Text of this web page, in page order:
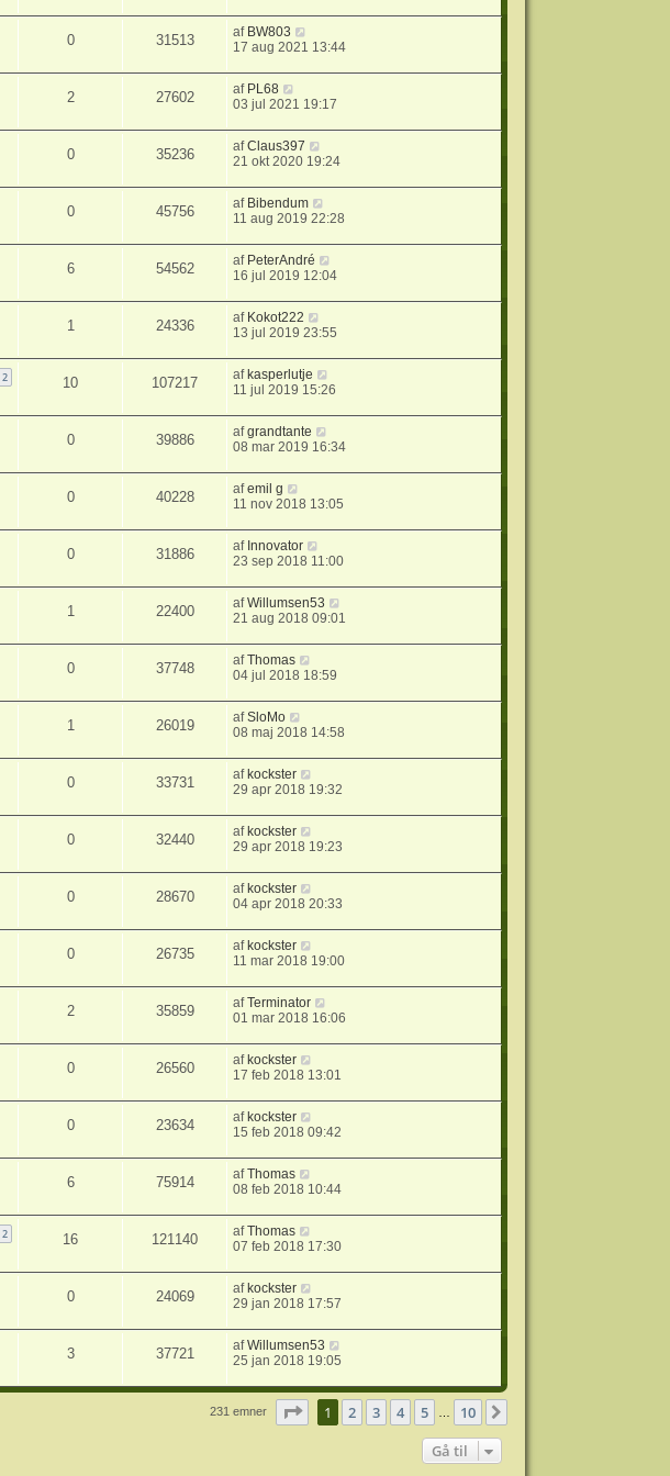
0 31513 af BW803
17 aug 2021 13:44
2 27602 af PL68
03 jul 2021 19:17
0 35236 afClaus397
21 okt 2020 19:24
0 45756 af Bibendum
11 aug 2019 22:28
6 54562 af PeterAndré
16 jul 2019 12:04
1 24336 af Kokot222
13 jul 2019 23:55
2 10 107217 af kasperlutje
11 jul 2019 15:26
0 39886 afgrandtante
08 mar 2019 16:34
0 40228 afemil g
11 nov 2018 13:05
0 31886 af Innovator
23 sep 2018 11:00
1 22400 afWillumsen53
21 aug 2018 09:01
0 37748 afThomas
04 jul 2018 18:59
1 26019 afSloMo
08 maj 2018 14:58
0 33731 af kockster
29 apr 2018 19:32
0 32440 af kockster
29 apr 2018 19:23
0 28670 af kockster
04 apr 2018 20:33
0 26735 af kockster
11 mar 2018 19:00
2 35859 afTerminator
01 mar 2018 16:06
0 26560 af kockster
17 feb 2018 13:01
0 23634 af kockster
15 feb 2018 09:42
6 75914 afThomas
08 feb 2018 10:44
2 16 121140 afThomas
07 feb 2018 17:30
0 24069 af kockster
29 jan 2018 17:57
3 37721 afWillumsen53
25 jan 2018 19:05
231 emner Side af 10
1 2 3 4 5 10
Gå til